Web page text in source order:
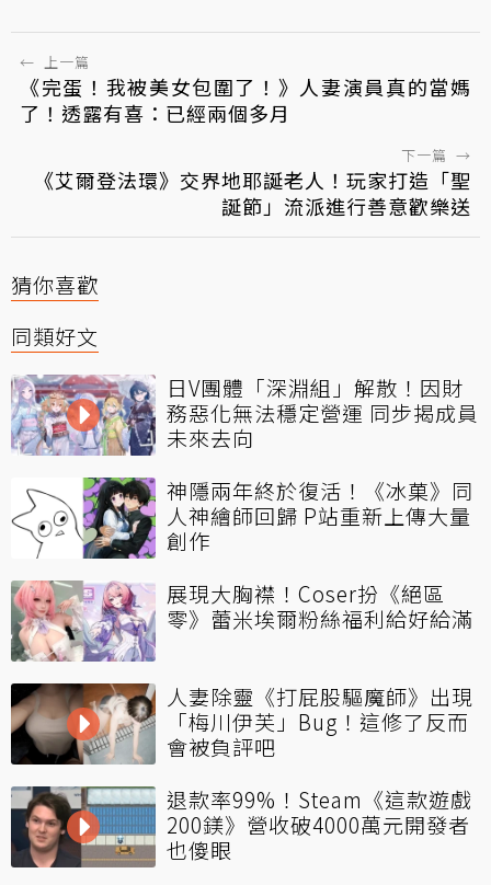
← 上一篇
《完蛋！我被美女包圍了！》人妻演員真的當媽
了！透露有喜：已經兩個多月
下一篇 →
《艾爾登法環》交界地耶誕老人！玩家打造「聖
誕節」流派進行善意歡樂送
猜你喜歡
同類好文
日V團體「深淵組」解散！因財
務惡化無法穩定營運 同步揭成員
未來去向
神隱兩年終於復活！《冰菓》同
人神繪師回歸 P站重新上傳大量
創作
展現大胸襟！Coser扮《絕區
零》蕾米埃爾粉絲福利給好給滿
人妻除靈《打屁股驅魔師》出現
「梅川伊芙」Bug！這修了反而
會被負評吧
退款率99%！Steam《這款遊戲
200鎂》營收破4000萬元開發者
也傻眼